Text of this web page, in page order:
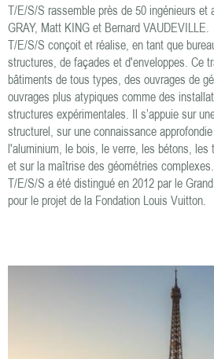
Vous êtes ici
T/E/S/S rassemble près de 50 ingénieurs et
GRAY, Matt KING et Bernard VAUDEVILLE.
T/E/S/S conçoit et réalise, en tant que
structures, de façades et d'enveloppes. Ce
bâtiments de tous types, des ouvrages de
ouvrages plus atypiques comme des
structures expérimentales. Il s’appuie sur
structurel, sur une connaissance
l'aluminium, le bois, le verre, les bétons,
et sur la maîtrise des géométries complexes.
T/E/S/S a été distingué en 2012 par le
pour le projet de la Fondation Louis Vuitton.